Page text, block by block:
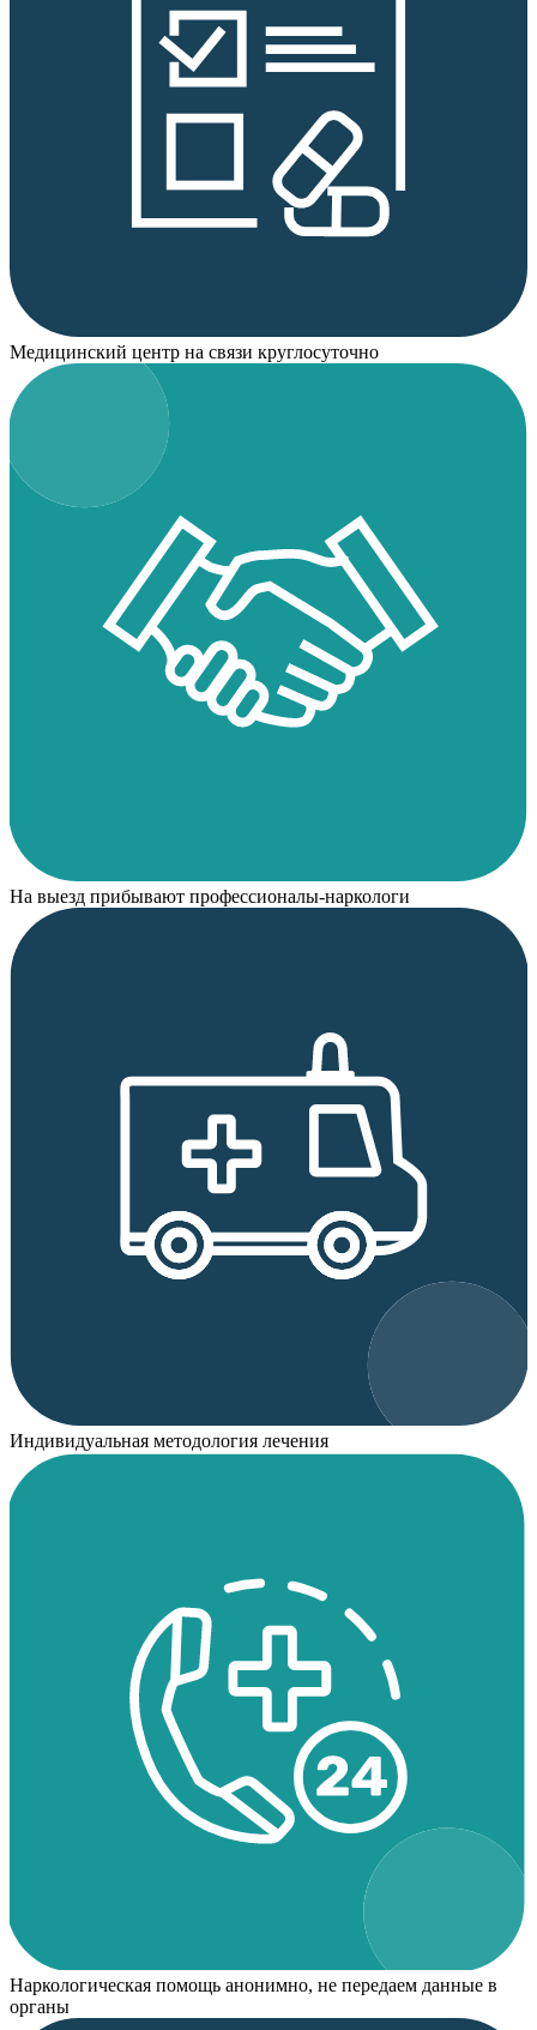
Медицинский центр на связи круглосуточно
На выезд прибывают профессионалы-наркологи
Индивидуальная методология лечения
Наркологическая помощь анонимно, не передаем данные в
органы